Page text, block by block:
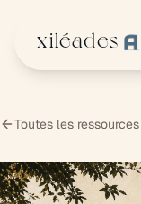
xiléades
Toutes les ressources